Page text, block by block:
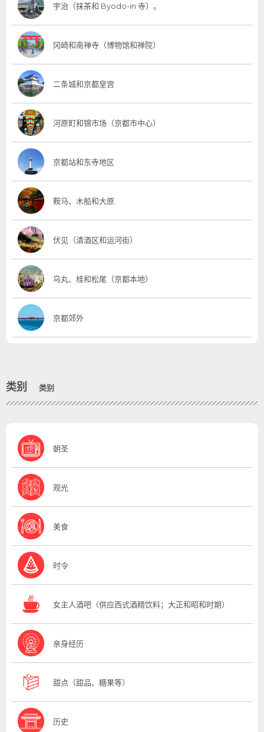
宇治（抹茶和 Byodo-in 寺）。
冈崎和南禅寺（博物馆和禅院）
二条城和京都皇宫
河原町和锦市场（京都市中心）
京都站和东寺地区
鞍马、木船和大原
伏见（清酒区和运河街）
乌丸、桂和松尾（京都本地）
京都郊外
类别 类别
朝圣
观光
美食
时令
女主人酒吧（供应西式酒精饮料；大正和昭和时期）
亲身经历
甜点（甜品、糖果等）
历史